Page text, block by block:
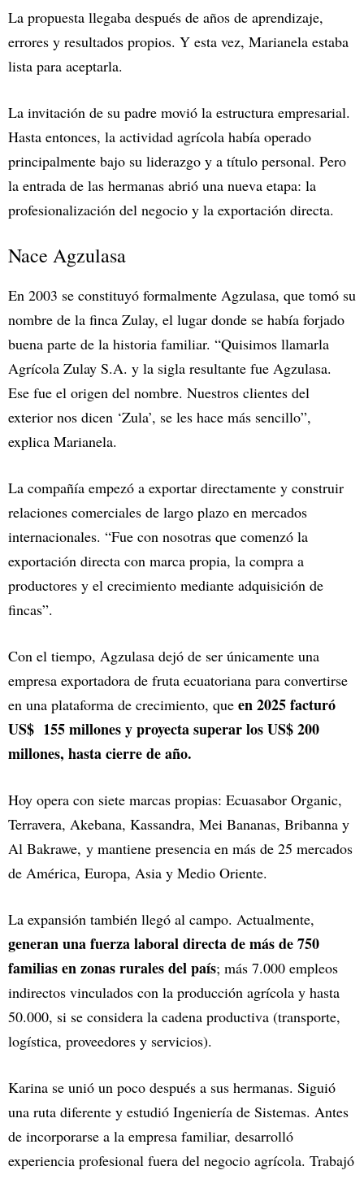
La propuesta llegaba después de años de aprendizaje,
errores y resultados propios. Y esta vez, Marianela estaba
lista para aceptarla.
La invitación de su padre movió la estructura empresarial.
Hasta entonces, la actividad agrícola había operado
principalmente bajo su liderazgo y a título personal. Pero
la entrada de las hermanas abrió una nueva etapa: la
profesionalización del negocio y la exportación directa.
Nace Agzulasa
En 2003 se constituyó formalmente Agzulasa, que tomó su
nombre de la finca Zulay, el lugar donde se había forjado
buena parte de la historia familiar. “Quisimos llamarla
Agrícola Zulay S.A. y la sigla resultante fue Agzulasa.
Ese fue el origen del nombre. Nuestros clientes del
exterior nos dicen ‘Zula’, se les hace más sencillo”,
explica Marianela.
La compañía empezó a exportar directamente y construir
relaciones comerciales de largo plazo en mercados
internacionales. “Fue con nosotras que comenzó la
exportación directa con marca propia, la compra a
productores y el crecimiento mediante adquisición de
fincas”.
Con el tiempo, Agzulasa dejó de ser únicamente una
empresa exportadora de fruta ecuatoriana para convertirse
en una plataforma de crecimiento, que en 2025 facturó
US$ 155 millones y proyecta superar los US$ 200
millones, hasta cierre de año.
Hoy opera con siete marcas propias: Ecuasabor Organic,
Terravera, Akebana, Kassandra, Mei Bananas, Bribanna y
Al Bakrawe, y mantiene presencia en más de 25 mercados
de América, Europa, Asia y Medio Oriente.
La expansión también llegó al campo. Actualmente,
generan una fuerza laboral directa de más de 750
familias en zonas rurales del país; más 7.000 empleos
indirectos vinculados con la producción agrícola y hasta
50.000, si se considera la cadena productiva (transporte,
logística, proveedores y servicios).
Karina se unió un poco después a sus hermanas. Siguió
una ruta diferente y estudió Ingeniería de Sistemas. Antes
de incorporarse a la empresa familiar, desarrolló
experiencia profesional fuera del negocio agrícola. Trabajó